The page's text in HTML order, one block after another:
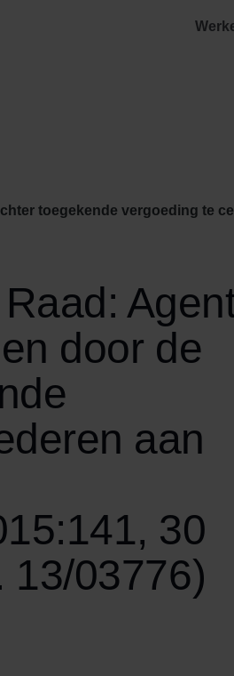
te cederen aan zijn werkgever
door de
aan
30
13/03776)